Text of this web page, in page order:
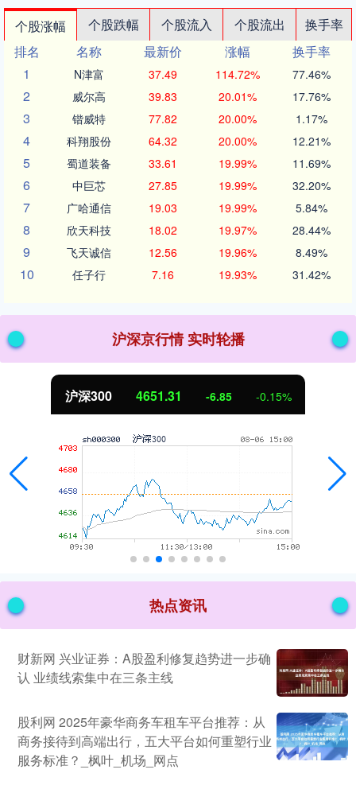
个股涨幅 个股跌幅 个股流入 个股流出
换手率
排名
名称 最新价 涨幅
换手率
1
N津富 37.49 114.72% 77.46%
2 威尔高 39.83 20.01% 17.76%
3 锴威特 77.82 20.00% 1.17%
4 科翔股份 64.32 20.00% 12.21%
5 蜀道装备 33.61 19.99% 11.69%
6 中巨芯 27.85 19.99% 32.20%
7 广哈通信 19.03 19.99% 5.84%
8 欣天科技 18.02 19.97% 28.44%
9 飞天诚信 12.56 19.96% 8.49%
10 任子行 7.16 19.93% 31.42%
沪深京行情 实时轮播
沪深300 4651.31 -6.85 -0.15%
热点资讯
财新网 兴业证券：A股盈利修复趋势进一步确
认 业绩线索集中在三条主线
股利网 2025年豪华商务车租车平台推荐：从
商务接待到高端出行，五大平台如何重塑行业
服务标准？_枫叶_机场_网点